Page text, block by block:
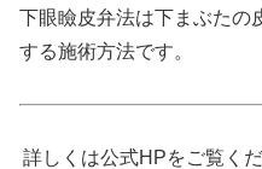
下眼瞼皮弁法は下まぶたの
する施術方法です。
詳しくは公式HPをご覧くだ